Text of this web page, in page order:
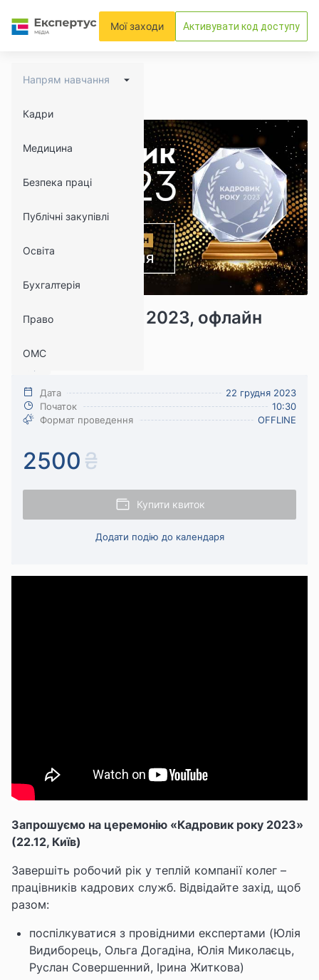
Мої заходи Активувати код доступу
Напрям навчання
Кадри
Медицина
Безпека праці
Публічні закупівлі
Освіта
Бухгалтерія
Право
ОМС
Кадровик року 2023, офлайн
Запрошуємо на церемонію «Кадровик року 2023»
(22.12, Київ)
Завершіть робочий рік у теплій компанії колег –
працівників кадрових служб. Відвідайте захід, щоб
разом:
поспілкуватися з провідними експертами (Юлія
Видиборець, Ольга Догадіна, Юлія Миколаєць,
Руслан Совершенний, Ірина Житкова)
Дата
22 грудня 2023
Початок
10:30
Формат проведення
OFFLINE
2500
Купити квиток
Додати подію до календаря